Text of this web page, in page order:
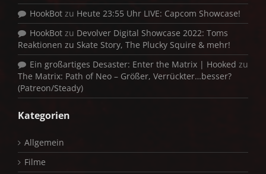
HookBot zu Heute 23:55 Uhr LIVE: Capcom Showcase!
HookBot zu Devolver Digital Showcase 2022: Toms
Reaktionen zu Skate Story, The Plucky Squire & mehr!
Ein großartiges Desaster: Enter the Matrix | Hooked zu
The Matrix: Path of Neo – Größer, Verrückter…besser?
(Patreon/Steady)
Kategorien
Allgemein
Filme